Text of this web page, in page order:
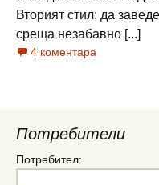
Вторият стил: да
среща незабавно [...]
4 коментара
Потребители
Потребител: